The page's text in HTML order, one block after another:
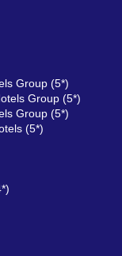
Group (5*)
Group (5*)
Group (5*)
(5*)